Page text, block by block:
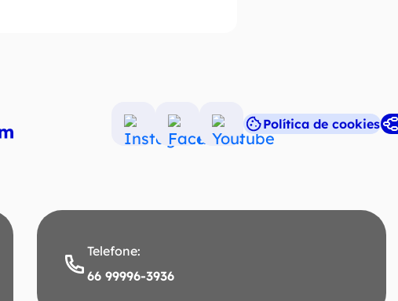
AcessarAcessarAcessar
Política de cookies
Telefone:
66 99996-3936